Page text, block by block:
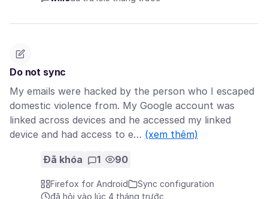
Do not sync
My emails were hacked by the person who I escaped
domestic violence from. My Google account was
linked across devices and he accessed my linked
device and had access to e… (xem thêm)
Đã khóa 1 90
Firefox for Android
Sync configuration
đã hỏi vào lúc 4 tháng trước